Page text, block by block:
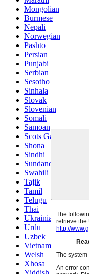
Mongolian
Burmese
Nepali
Norwegian
Pashto
Persian
Punjabi
Serbian
Sesotho
Sinhala
Slovak
Slovenian
Somali
Samoan
Scots Gaelic
Shona
Sindhi
Sundanese
Swahili
Tajik
Tamil
Telugu
Thai
Ukrainian
Urdu
Uzbek
Vietnamese
Welsh
Xhosa